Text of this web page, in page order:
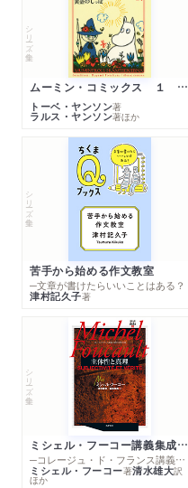
シリーズ・全集
ムーミン・コミックス １ 黄金のしっぽ
トーベ・ヤンソン著
ラルス・ヤンソン著ほか
シリーズ・全集
苦手から始める作文教室
─文章が書けたらいいことはある？
津村記久子著
シリーズ・全集
ミシェル・フーコー講義集成１０ 主体性と真理
─コレージュ・ド・フランス講義１９８０－１９８１年度
ミシェル・フーコー著清水雄大訳
ほか